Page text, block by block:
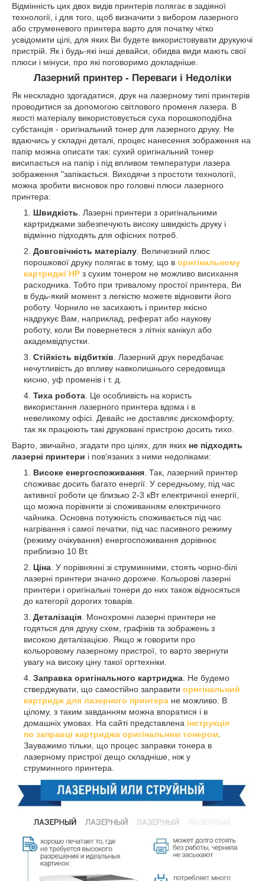
Відмінність цих двох видів принтерів полягає в задіяної
технології, і для того, щоб визначити з вибором лазерного
або струменевого принтера варто для початку чітко
усвідомити цілі, для яких Ви будете використовувати друкуючі
пристрій. Як і будь-які інші девайси, обидва види мають свої
плюси і мінуси, про які поговоримо докладніше.
Лазерний принтер - Переваги і Недоліки
Як нескладно здогадатися, друк на лазерному типі принтерів
проводитися за допомогою світлового променя лазера. В
якості матеріалу використовується суха порошкоподібна
субстанція - оригінальний тонер для лазерного друку. Не
вдаючись у складні деталі, процес нанесення зображення на
папір можна описати так: сухий оригінальний тонер
висипається на папір і під впливом температури лазера
зображення "запікається. Виходячи з простоти технології,
можна зробити висновок про головні плюси лазерного
принтера:
Швидкість. Лазерні принтери з оригінальними
картриджами забезпечують високу швидкість друку і
відмінно підходять для офісних потреб.
Довговічність матеріалу. Величезний плюс
порошкової друку полягає в тому, що в оригінальному
картриджі HP з сухим тонером не можливо висихання
расходника. Тобто при тривалому простої принтера, Ви
в будь-який момент з легкістю можете відновити його
роботу. Чорнило не засихають і принтер якісно
надрукує Вам, наприклад, реферат або наукову
роботу, коли Ви повернетеся з літніх канікул або
академвідпустки.
Стійкість відбитків. Лазерний друк передбачає
нечутливість до впливу навколишнього середовища
кисню, уф променів і т. д.
Тиха робота. Це особливість на користь
використання лазерного принтера вдома і в
невеликому офісі. Девайс не доставляє дискомфорту,
так як працюють такі друковані пристрою досить тихо.
Варто, звичайно, згадати про цілях, для яких не підходять
лазерні принтери і пов'язаних з ними недоліками:
Високе енергоспоживання. Так, лазерний принтер
споживає досить багато енергії. У середньому, під час
активної роботи це близько 2-3 кВт електричної енергії,
що можна порівняти зі споживанням електричного
чайника. Основна потужність споживається під час
нагрівання і самої печатки, під час пасивного режиму
(режиму очікування) енергоспоживання дорівнює
приблизно 10 Вт.
Ціна. У порівнянні зі струминними, стоять чорно-білі
лазерні принтери значно дорожче. Кольорові лазерні
принтери і оригінальні тонери до них також відносяться
до категорії дорогих товарів.
Деталізація. Монохромні лазерні принтери не
годяться для друку схем, графіків та зображень з
високою деталізацією. Якщо ж говорити про
кольоровому лазерному пристрої, то варто звернути
увагу на високу ціну такої оргтехніки.
Заправка оригінального картриджа. Не будемо
стверджувати, що самостійно заправити оригінальний
картридж для лазерного принтера не можливо. В
цілому, з таким завданням можна впоратися і в
домашніх умовах. На сайті представлена інструкція
по заправці картриджа оригінальним тонером.
Зауважимо тільки, що процес заправки тонера в
лазерному пристрої дещо складніше, ніж у
струминного принтера.